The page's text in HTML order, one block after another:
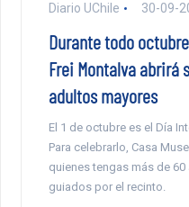
Diario UChile 30-09-
Durante todo
Frei Montalva abrirá
adultos mayores
El 1 de octubre es el Día
Para celebrarlo, Casa
quienes tengas más de
guiados por el recinto.